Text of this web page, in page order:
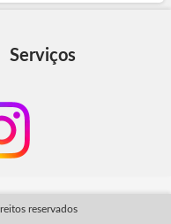
Serviços
reservados